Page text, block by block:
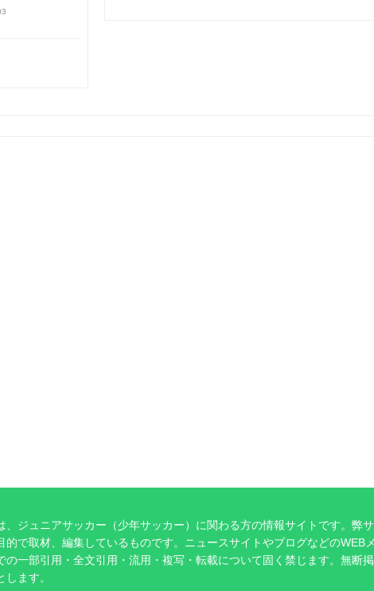
、ジュニアサッカー（少年サッカー）に関わる方の情報サイトです。弊
で取材、編集しているものです。ニュースサイトやブログなどの
一部引用・全文引用・流用・複写・転載について固く禁じます。無断
ます。